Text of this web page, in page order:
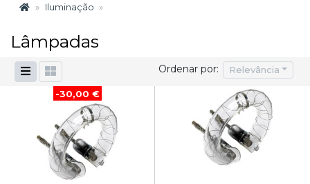
Iluminação
Lâmpadas
Ordenar por: Relevância
-30,00 €